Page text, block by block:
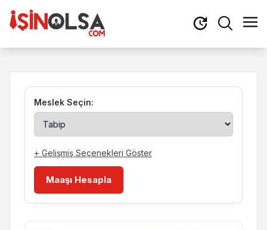
Meslek Seçin:
+ Gelişmiş Seçenekleri Göster
Maaşı Hesapla